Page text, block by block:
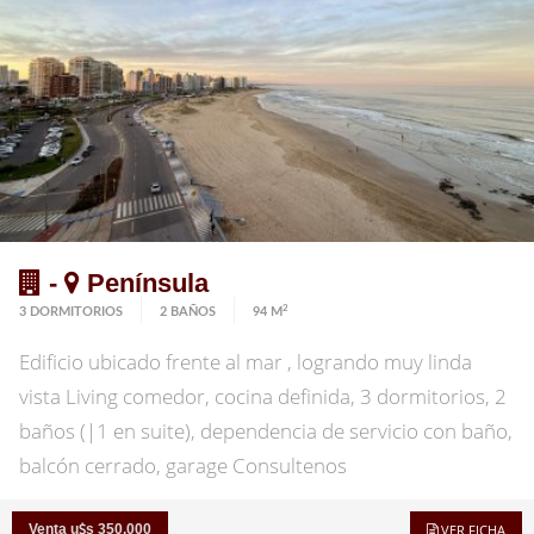
cuenta con piscina exterior climatizada, gimnasio, 2
parrilleros exteriores, porteria 8 hs. Consulte con
nuestros asesores
- Península
3 DORMITORIOS 2 BAÑOS 94 M 2
Edificio ubicado frente al mar , logrando muy linda
vista Living comedor, cocina definida, 3 dormitorios, 2
baños (|1 en suite), dependencia de servicio con baño,
balcón cerrado, garage Consultenos
Venta u s 350,000 VER FICHA